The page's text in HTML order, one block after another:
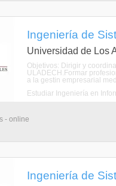
Ingeniería de
Universidad de Los
Objetivos: Dirigir y
ULADECH.Formar
a la gestin empresarial
Estudiar Ingeniería en
- online
Ingeniería de